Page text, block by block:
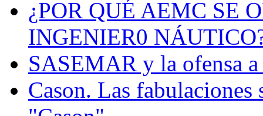
¿POR QUÉ AEMC SE
INGENIER0
SASEMAR y la ofensa a
Cason. Las fabulaciones